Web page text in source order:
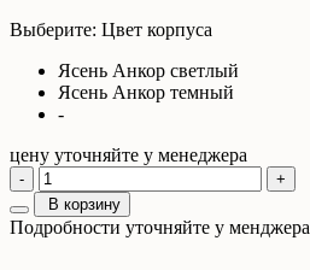
Выберите: Цвет корпуса
Ясень Анкор светлый
Ясень Анкор темный
-
цену уточняйте у менеджера
-
+
В корзину
Подробности уточняйте у менджера